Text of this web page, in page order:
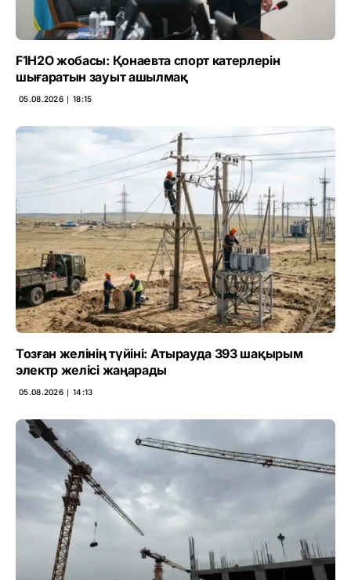
F1H2O жобасы: Қонаевта спорт катерлерін
шығаратын зауыт ашылмақ
05.08.2026 ∣ 18:15
Тозған желінің түйіні: Атырауда 393 шақырым
электр желісі жаңарады
05.08.2026 ∣ 14:13